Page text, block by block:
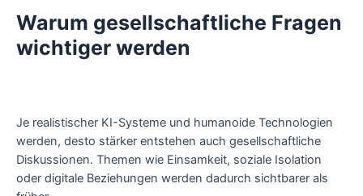
Warum gesellschaftliche Fragen
wichtiger werden
Je realistischer KI-Systeme und humanoide Technologien
werden, desto stärker entstehen auch gesellschaftliche
Diskussionen. Themen wie Einsamkeit, soziale Isolation
oder digitale Beziehungen werden dadurch sichtbarer als